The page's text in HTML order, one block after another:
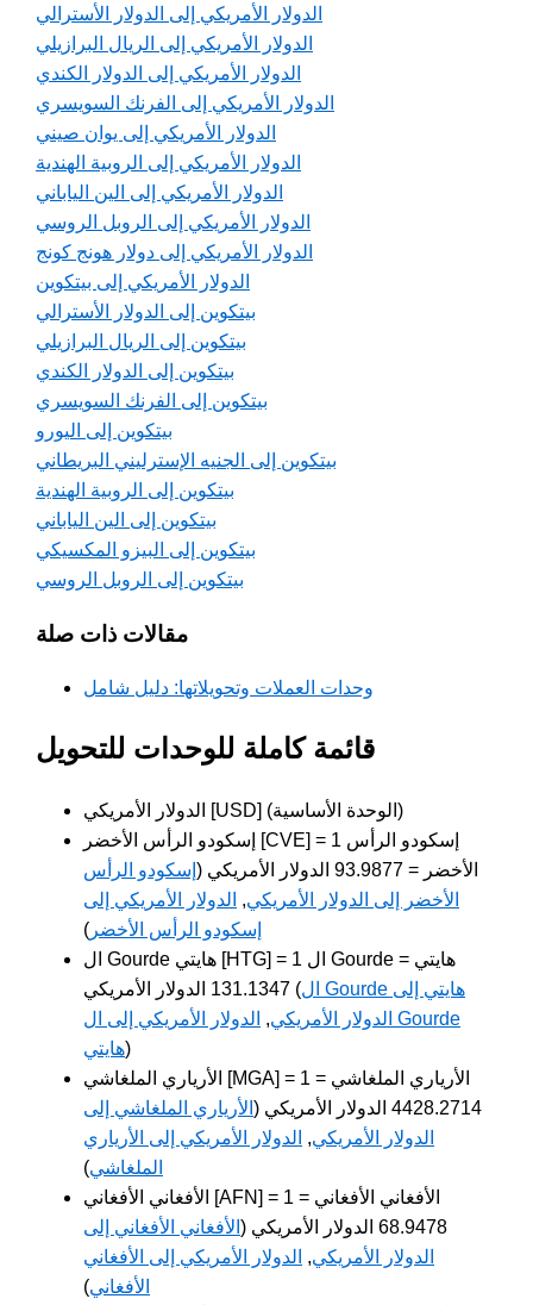
الدولار الأمريكي إلى الدولار الأسترالي
الدولار الأمريكي إلى الريال البرازيلي
الدولار الأمريكي إلى الدولار الكندي
الدولار الأمريكي إلى الفرنك السويسري
الدولار الأمريكي إلى يوان صيني
الدولار الأمريكي إلى الروبية الهندية
الدولار الأمريكي إلى الين الياباني
الدولار الأمريكي إلى الروبل الروسي
الدولار الأمريكي إلى دولار هونج كونج
الدولار الأمريكي إلى بيتكوين
بيتكوين إلى الدولار الأسترالي
بيتكوين إلى الريال البرازيلي
بيتكوين إلى الدولار الكندي
بيتكوين إلى الفرنك السويسري
بيتكوين إلى اليورو
بيتكوين إلى الجنيه الإسترليني البريطاني
بيتكوين إلى الروبية الهندية
بيتكوين إلى الين الياباني
بيتكوين إلى البيزو المكسيكي
بيتكوين إلى الروبل الروسي
مقالات ذات صلة
وحدات العملات وتحويلاتها: دليل شامل
قائمة كاملة للوحدات للتحويل
الدولار الأمريكي [USD] (الوحدة الأساسية)
إسكودو الرأس الأخضر [CVE] = 1 إسكودو الرأس
الأخضر = 93.9877 الدولار الأمريكي (
إسكودو الرأس
الأخضر إلى الدولار الأمريكي, الدولار الأمريكي إلى
إسكودو الرأس الأخضر )
ال Gourde هايتي [HTG] = 1 ال Gourde هايتي =
131.1347 الدولار الأمريكي (ال Gourde هايتي إلى
الدولار الأمريكي, الدولار الأمريكي إلى ال Gourde
هايتي)
الأرياري الملغاشي [MGA] = 1 الأرياري الملغاشي =
4428.2714 الدولار الأمريكي (
الأرياري الملغاشي إلى
الدولار الأمريكي, الدولار الأمريكي إلى الأرياري
الملغاشي)
الأفغاني الأفغاني [AFN] = 1 الأفغاني الأفغاني =
68.9478 الدولار الأمريكي (
الأفغاني الأفغاني إلى
الدولار الأمريكي, الدولار الأمريكي إلى الأفغاني
الأفغاني)